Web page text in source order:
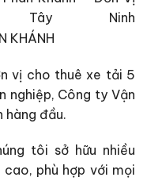
Ninh
vị cho thuê xe tải 5
nghiệp, Công ty Vận
hàng đầu.
tôi sở hữu nhiều
phù hợp với mọi